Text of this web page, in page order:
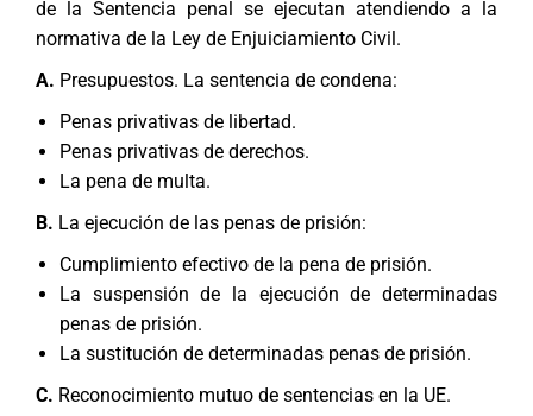
de la Sentencia penal se ejecutan atendiendo a la
normativa de la Ley de Enjuiciamiento Civil.
A. Presupuestos. La sentencia de condena:
Penas privativas de libertad.
Penas privativas de derechos.
La pena de multa.
B. La ejecución de las penas de prisión:
Cumplimiento efectivo de la pena de prisión.
La suspensión de la ejecución de determinadas
penas de prisión.
La sustitución de determinadas penas de prisión.
C. Reconocimiento mutuo de sentencias en la UE.